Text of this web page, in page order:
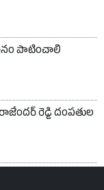
పాటించాలి
రెడ్డి దంపతుల